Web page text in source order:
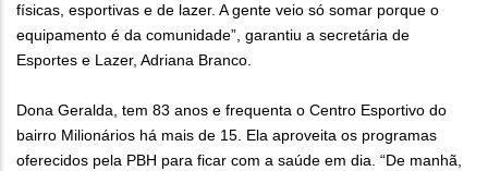
físicas, esportivas e de lazer. A gente veio só somar porque o
equipamento é da comunidade”, garantiu a secretária de
Esportes e Lazer, Adriana Branco.
Dona Geralda, tem 83 anos e frequenta o Centro Esportivo do
bairro Milionários há mais de 15. Ela aproveita os programas
oferecidos pela PBH para ficar com a saúde em dia. “De manhã,